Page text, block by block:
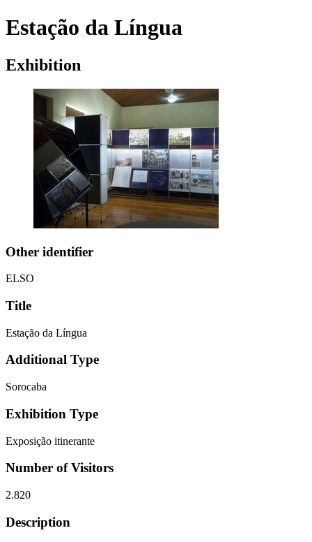
Estação da Língua
Exhibition
Other identifier
ELSO
Title
Estação da Língua
Additional Type
Sorocaba
Exhibition Type
Exposição itinerante
Number of Visitors
2.820
Description